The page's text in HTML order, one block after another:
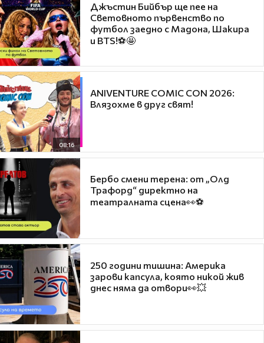
Джъстин Бийбър ще пее на
Световното първенство по
футбол заедно с Мадона, Шакира
и BTS!⚽🤩
08:16
ANIVENTURE COMIC CON 2026:
Влязохме в друг свят!
Бербо смени терена: от „Олд
Трафорд“ директно на
театралната сцена👀⚽
250 години тишина: Америка
зарови капсула, която никой жив
днес няма да отвори👀💥